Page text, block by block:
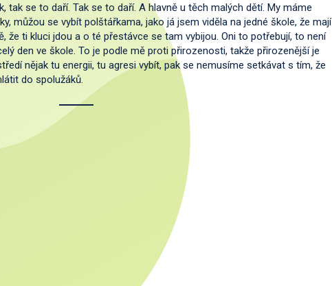
se to daří. Tak se to daří. A hlavně u těch malých dětí. My máme
můžou se vybít polštářkama, jako já jsem viděla na jedné škole, že mají
že ti kluci jdou a o té přestávce se tam vybijou. Oni to potřebují, to není
den ve škole. To je podle mě proti přirozenosti, takže přirozenější je
nějak tu energii, tu agresi vybít, pak se nemusíme setkávat s tím, že
do spolužáků.